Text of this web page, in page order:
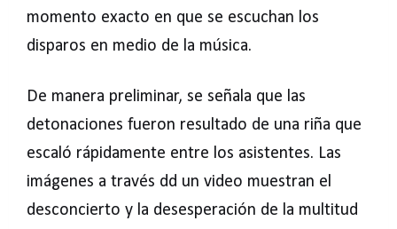
momento exacto en que se escuchan los
disparos en medio de la música.
De manera preliminar, se señala que las
detonaciones fueron resultado de una riña que
escaló rápidamente entre los asistentes. Las
imágenes a través dd un video muestran el
desconcierto y la desesperación de la multitud